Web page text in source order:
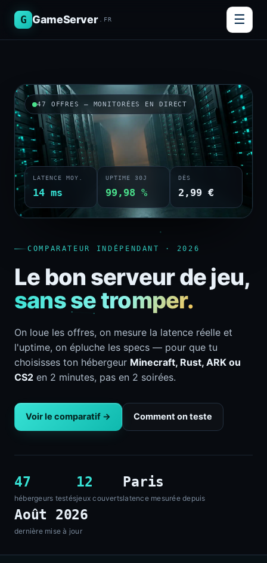
G GameServer .FR ☰
COMPARATEUR INDÉPENDANT · 2026
Le bon serveur de jeu,
sans se tromper.
On loue les offres, on mesure la latence réelle et
l'uptime, on épluche les specs — pour que tu
choisisses ton hébergeur Minecraft, Rust, ARK ou
CS2 en 2 minutes, pas en 2 soirées.
Voir le comparatif → Comment on teste
47
hébergeurs testés
12
jeux couverts
Paris
latence mesurée depuis
Août 2026
dernière mise à jour
47 OFFRES — MONITORÉES EN DIRECT
LATENCE MOY.
14 ms
UPTIME 30J
99,98 %
DÈS
2,99 €